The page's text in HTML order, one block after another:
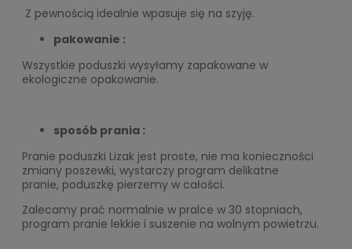
Z pewnością idealnie wpasuje się na szyję.
pakowanie :
Wszystkie poduszki wysyłamy zapakowane w
ekologiczne opakowanie.
sposób prania :
Pranie poduszki Lizak jest proste, nie ma konieczności
zmiany poszewki, wystarczy program delikatne
pranie, poduszkę pierzemy w całości.
Zalecamy prać normalnie w pralce w 30 stopniach,
program pranie lekkie i suszenie na wolnym powietrzu.